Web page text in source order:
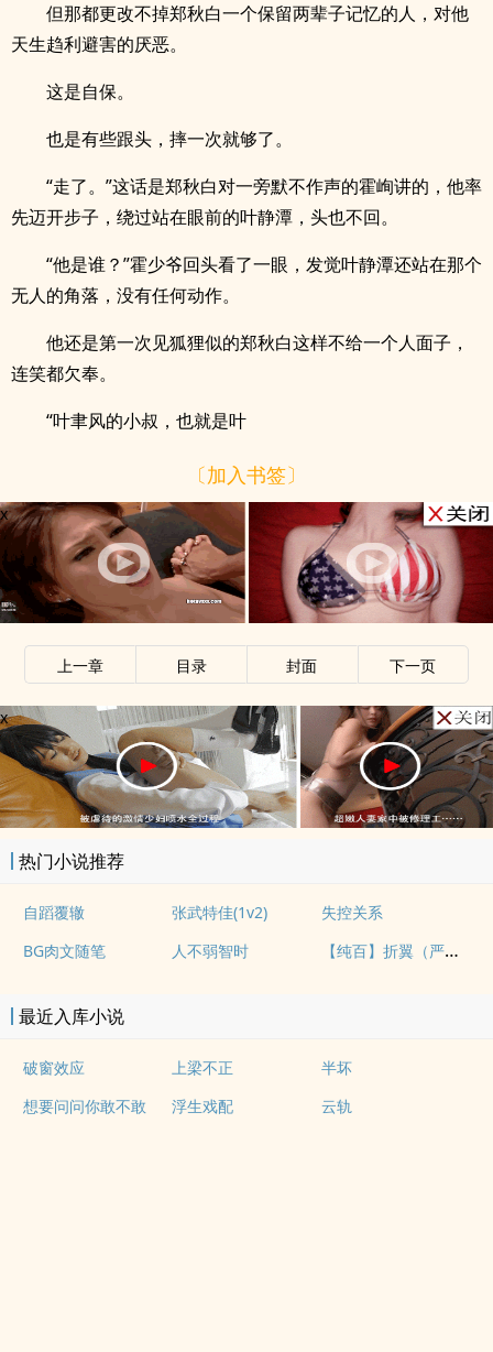
但那都更改不掉郑秋白一个保留两辈子记忆的人，对他
天生趋利避害的厌恶。
这是自保。
也是有些跟头，摔一次就够了。
“走了。”这话是郑秋白对一旁默不作声的霍峋讲的，他率
先迈开步子，绕过站在眼前的叶静潭，头也不回。
“他是谁？”霍少爷回头看了一眼，发觉叶静潭还站在那个
无人的角落，没有任何动作。
他还是第一次见狐狸似的郑秋白这样不给一个人面子，
连笑都欠奉。
“叶聿风的小叔，也就是叶
〔加入书签〕
x
上一章 目录 封面 下一页
x
热门小说推荐
自蹈覆辙 张武特佳(1v2)
失控关系
BG肉文随笔
人不弱智时 【纯百】折翼（严厉上司是小鸟）
最近入库小说
破窗效应 上梁不正
半坏
想要问问你敢不敢
浮生戏配 云轨